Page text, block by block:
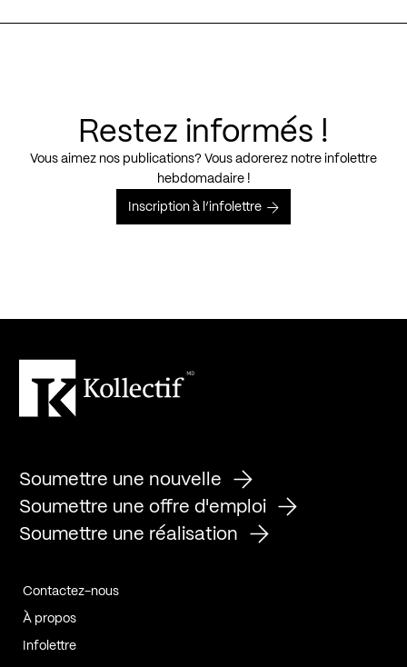
Restez informés !
Vous aimez nos publications? Vous adorerez notre infolettre
hebdomadaire !
Inscription à l’infolettre
Soumettre une nouvelle
Soumettre une offre d'emploi
Soumettre une réalisation
Contactez-nous
À propos
Infolettre